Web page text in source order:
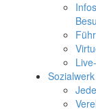
Sozialwerk